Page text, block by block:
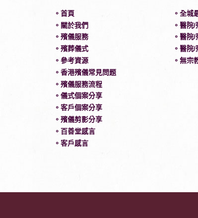
。首頁
。關於我們
。殯儀服務
。殯葬儀式
。參考資源
。香港殯儀常見問题
。殯儀服務流程
。儀式個案分享
。客戶個案分享
。殯儀剪影分享
。百善堂感言
。客戶感言
。全城
。醫院
。醫院
。醫院
。無宗